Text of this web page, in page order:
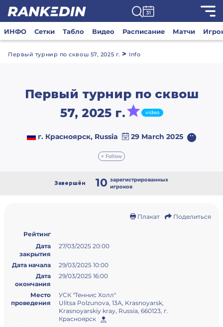
ИНФО Сетки Табло Видео Расписание Матчи
Первый турнир по сквош 57, 2025 г. > Info
Первый турнир по сквош
57, 2025 г.
video
г. Красноярск, Russia 29 March 2025
+ Follow
Завершён 10 зарегистрированных
игроков
Плакат Поделиться
Рейтинг
Дата
закрытия
27/03/2025 20:00
Дата начала
29/03/2025 10:00
Дата
окончания
29/03/2025 16:00
Место
проведения
УСК "Теннис Холл"
Ulitsa Polzunova, 13А, Krasnoyarsk,
Krasnoyarskiy kray, Russia, 660123, г.
Красноярск